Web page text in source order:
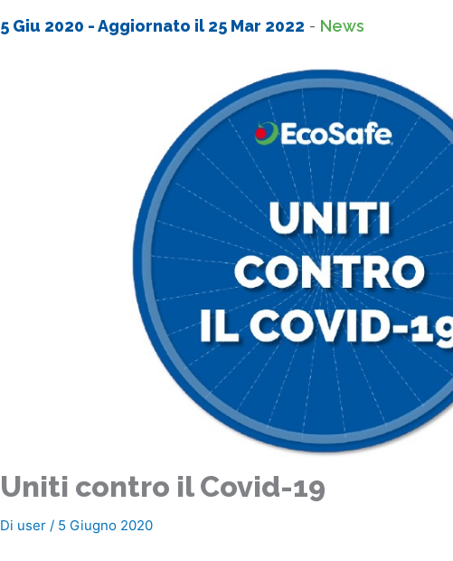
5 Giu 2020 - Aggiornato il 25 Mar 2022 - News
Uniti contro il Covid-19
Di user / 5 Giugno 2020